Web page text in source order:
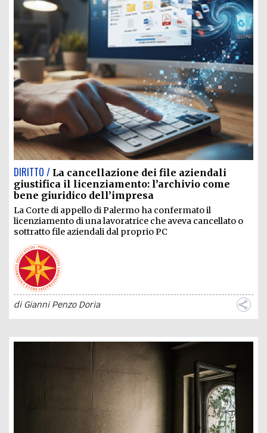
DIRITTO / La cancellazione dei file aziendali
giustifica il licenziamento: l’archivio come
bene giuridico dell’impresa
La Corte di appello di Palermo ha confermato il
licenziamento di una lavoratrice che aveva cancellato o
sottratto file aziendali dal proprio PC
diGianni Penzo Doria